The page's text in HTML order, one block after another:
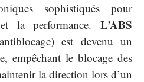
sophistiqués pour
la performance. L’ABS
est devenu un
empêchant le blocage des
la direction lors d’un